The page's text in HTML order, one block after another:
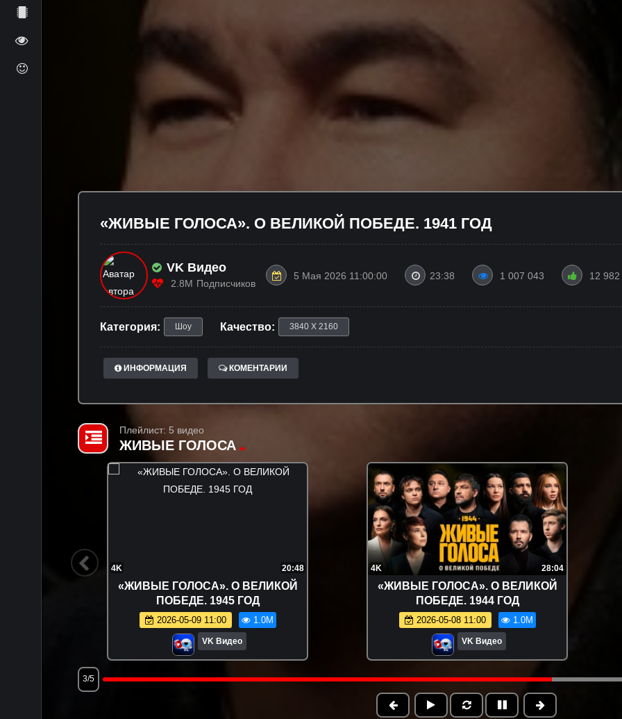
«ЖИВЫЕ ГОЛОСА». О ВЕЛИКОЙ ПОБЕДЕ. 1941 ГОД
VK Видео
2.8M Подписчиков
5 Мая 2026 11:00:00 23:38 1 007 043 12 982
Категория: Шоу Качество: 3840 X 2160
ИНФОРМАЦИЯ КОМЕНТАРИИ
Плейлист: 5 видео
ЖИВЫЕ ГОЛОСА
4K 20:48
«ЖИВЫЕ ГОЛОСА». О ВЕЛИКОЙ
ПОБЕДЕ. 1945 ГОД
2026-05-09 11:00 1.0M
VK Видео
4K 28:04
«ЖИВЫЕ ГОЛОСА». О ВЕЛИКОЙ
ПОБЕДЕ. 1944 ГОД
2026-05-08 11:00 1.0M
VK Видео
3/5